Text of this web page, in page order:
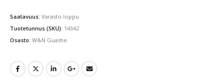
Saatavuus: Varasto loppu
Tuotetunnus (SKU): 14342
Osasto: W&N Guashe